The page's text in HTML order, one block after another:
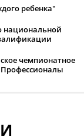
ребенка"
национальной
чемпионатное